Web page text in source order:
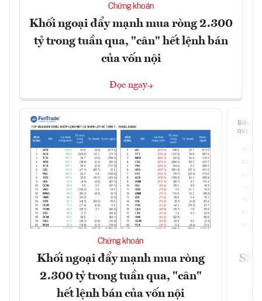
Chứng khoán
Khối ngoại đẩy mạnh mua ròng 2.300
tỷ trong tuần qua, "cân" hết lệnh bán
của vốn nội
Đọc ngay
Chứng khoán
Khối ngoại đẩy mạnh mua ròng
2.300 tỷ trong tuần qua, "cân"
hết lệnh bán của vốn nội
SSI